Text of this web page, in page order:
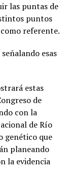
las puntas de
puntos
referente.
esas
estas
de
con la
de Río
genético que
planeando
la evidencia